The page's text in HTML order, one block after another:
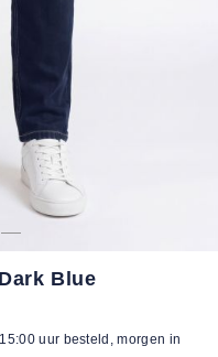
Blue
uur besteld, morgen in